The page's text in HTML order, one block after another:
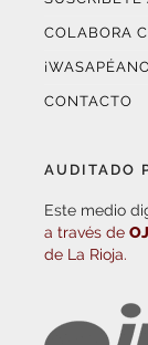
COLABORA
CONTACTO
AUDITADO
Este medio
a través de
de La Rioja.